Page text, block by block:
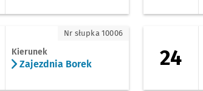
Borek
Kierunek
Zajezdnia Borek
Nr słupka 10006
24